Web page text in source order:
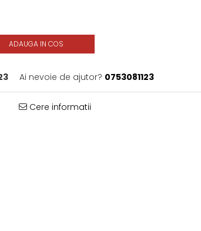
ADAUGA IN COS
Ai nevoie de ajutor? 0753081123
Cere informatii